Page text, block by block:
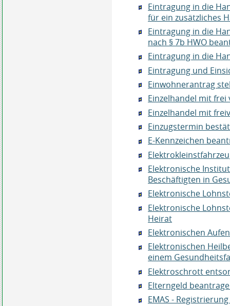
Eintragung in die
für ein zusätzliches
Eintragung in die
nach § 7b HWO
Eintragung in die
Eintragung und
Einwohnerantrag
Einzelhandel mit
Einzelhandel mit
Einzugstermin
E-Kennzeichen
Elektronische
Beschäftigten in
Elektronische
Elektronische
Heirat
Elektronischen
Elektronischen
einem
Elektroschrott
Elterngeld
EMAS -